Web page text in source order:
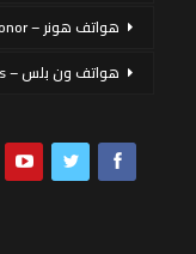
هواتف هونر – honor
هواتف ون بلس – OnePlus